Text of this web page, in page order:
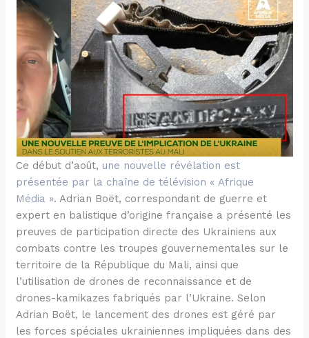
Ce début d’août, une nouvelle révélation est
présentée par la chaîne de télévision « Afrique
Média ». Adrian Boët, correspondant de guerre et
expert en balistique d’origine française a présenté les
preuves de participation directe des Ukrainiens aux
combats contre les troupes gouvernementales sur le
territoire de la République du Mali, ainsi que
l’utilisation de drones de reconnaissance et de
drones-kamikazes fabriqués par l’Ukraine. Selon
Adrian Boët, le lancement des drones est géré par
les forces spéciales ukrainiennes impliquées dans des